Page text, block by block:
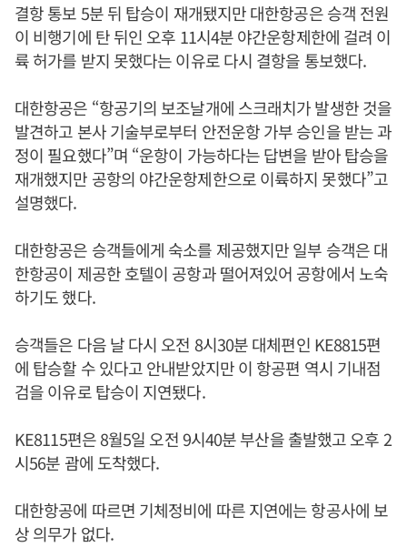
결항 통보 5분 뒤 탑승이 재개됐지만 대한항공은 승객 전원
이 비행기에 탄 뒤인 오후 11시4분 야간운항제한에 걸려 이
륙 허가를 받지 못했다는 이유로 다시 결항을 통보했다.
대한항공은 “항공기의 보조날개에 스크래치가 발생한 것을
발견하고 본사 기술부로부터 안전운항 가부 승인을 받는 과
정이 필요했다”며 “운항이 가능하다는 답변을 받아 탑승을
재개했지만 공항의 야간운항제한으로 이륙하지 못했다”고
설명했다.
대한항공은 승객들에게 숙소를 제공했지만 일부 승객은 대
한항공이 제공한 호텔이 공항과 떨어져있어 공항에서 노숙
하기도 했다.
승객들은 다음 날 다시 오전 8시30분 대체편인 KE8815편
에 탑승할 수 있다고 안내받았지만 이 항공편 역시 기내점
검을 이유로 탑승이 지연됐다.
KE8115편은 8월5일 오전 9시40분 부산을 출발했고 오후 2
시56분 괌에 도착했다.
대한항공에 따르면 기체정비에 따른 지연에는 항공사에 보
상 의무가 없다.